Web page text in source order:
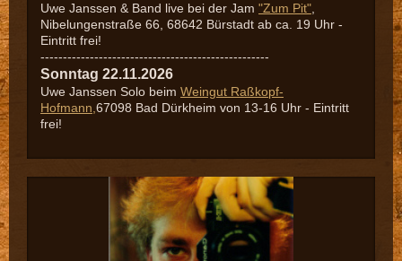
Uwe Janssen & Band live bei der Jam "Zum Pit",
Nibelungenstraße 66, 68642 Bürstadt ab ca. 19 Uhr -
Eintritt frei!
---------------------------------------------------
Sonntag 22.11.2026
Uwe Janssen Solo beim Weingut Raßkopf-
Hofmann,67098 Bad Dürkheim von 13-16 Uhr - Eintritt
frei!